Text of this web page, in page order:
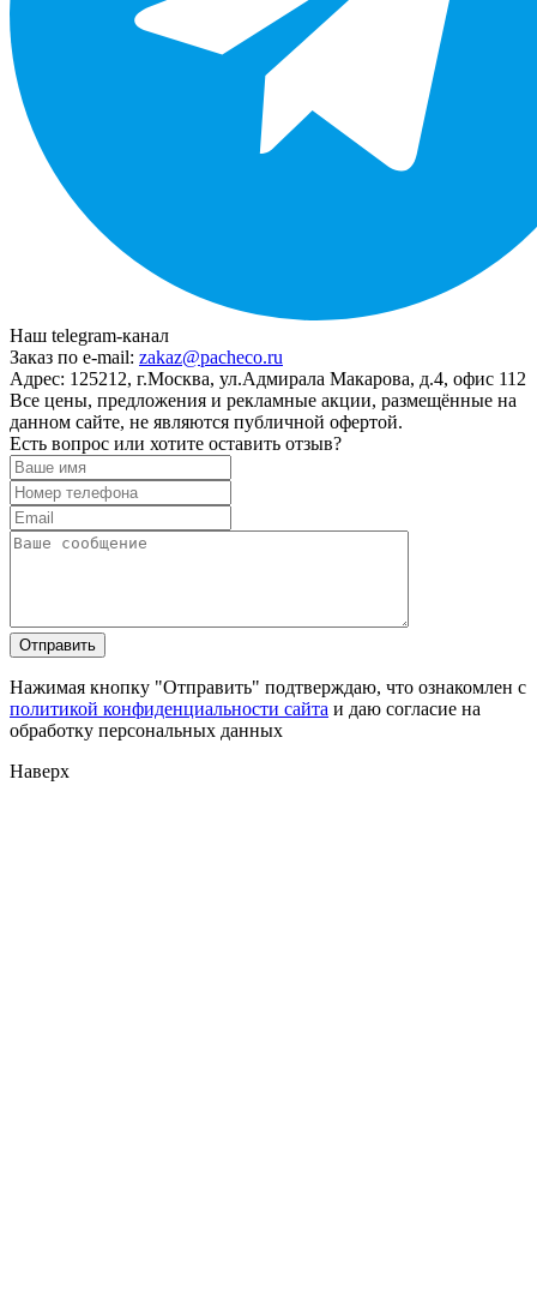
Наш telegram-канал
Заказ по e-mail: zakaz@pacheco.ru
Адрес: 125212, г.Москва, ул.Адмирала Макарова, д.4, офис 112
Все цены, предложения и рекламные акции, размещённые на
данном сайте, не являются публичной офертой.
Есть вопрос или хотите оставить отзыв?
Нажимая кнопку "Отправить" подтверждаю, что ознакомлен с
политикой конфиденциальности сайта и даю согласие на
обработку персональных данных
Наверх